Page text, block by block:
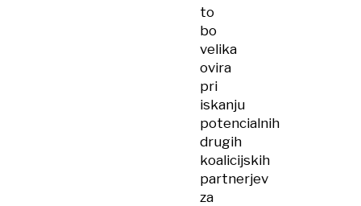
to
bo
velika
ovira
pri
iskanju
potencialnih
drugih
koalicijskih
partnerjev
za